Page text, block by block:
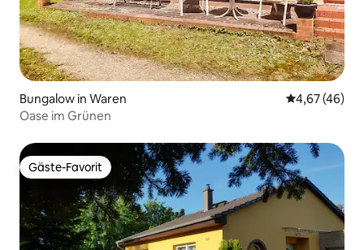
Bungalow in Waren
4,67 (46)
Oase im Grünen
Gäste-Favorit
Gäste-Favorit